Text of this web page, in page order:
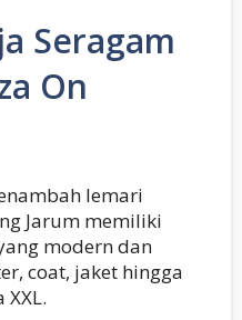
Seragam
On
lemari
Jarum memiliki
modern dan
coat, jaket hingga